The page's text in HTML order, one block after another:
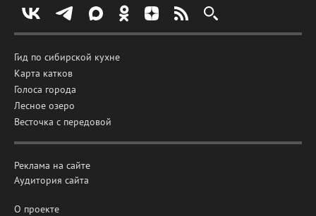
Гид по сибирской кухне
Карта катков
Голоса города
Лесное озеро
Весточка с передовой
Реклама на сайте
Аудитория сайта
О проекте